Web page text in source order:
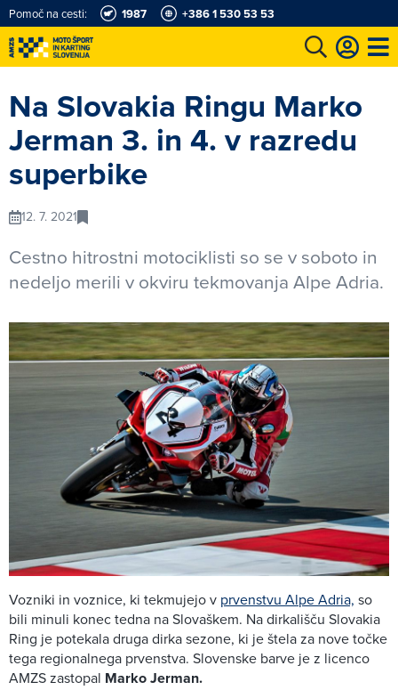
Pomoč na cesti: 1987 +386 1 530 53 53
Na Slovakia Ringu Marko
Jerman 3. in 4. v razredu
superbike
12. 7. 2021
Cestno hitrostni motociklisti so se v soboto in
nedeljo merili v okviru tekmovanja Alpe Adria.
Vozniki in voznice, ki tekmujejo v prvenstvu Alpe Adria, so
bili minuli konec tedna na Slovaškem. Na dirkališču Slovakia
Ring je potekala druga dirka sezone, ki je štela za nove točke
tega regionalnega prvenstva. Slovenske barve je z licenco
AMZS zastopal Marko Jerman.